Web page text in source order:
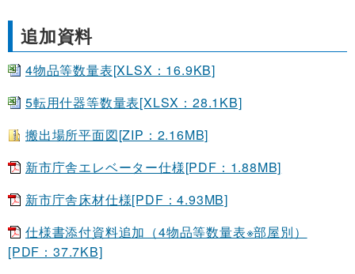
追加資料
4物品等数量表[XLSX：16.9KB]
5転用什器等数量表[XLSX：28.1KB]
搬出場所平面図[ZIP：2.16MB]
新市庁舎エレベーター仕様[PDF：1.88MB]
新市庁舎床材仕様[PDF：4.93MB]
仕様書添付資料追加（4物品等数量表※部屋別）
[PDF：37.7KB]